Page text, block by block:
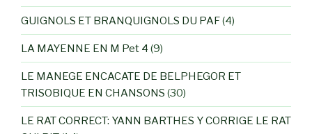
GUIGNOLS ET BRANQUIGNOLS DU PAF(4)
LA MAYENNE EN M Pet 4 (9)
LE MANEGE ENCACATE DE BELPHEGOR ET
TRISOBIQUE EN CHANSONS (30)
LE RAT CORRECT: YANN BARTHES Y CORRIGE LE RAT